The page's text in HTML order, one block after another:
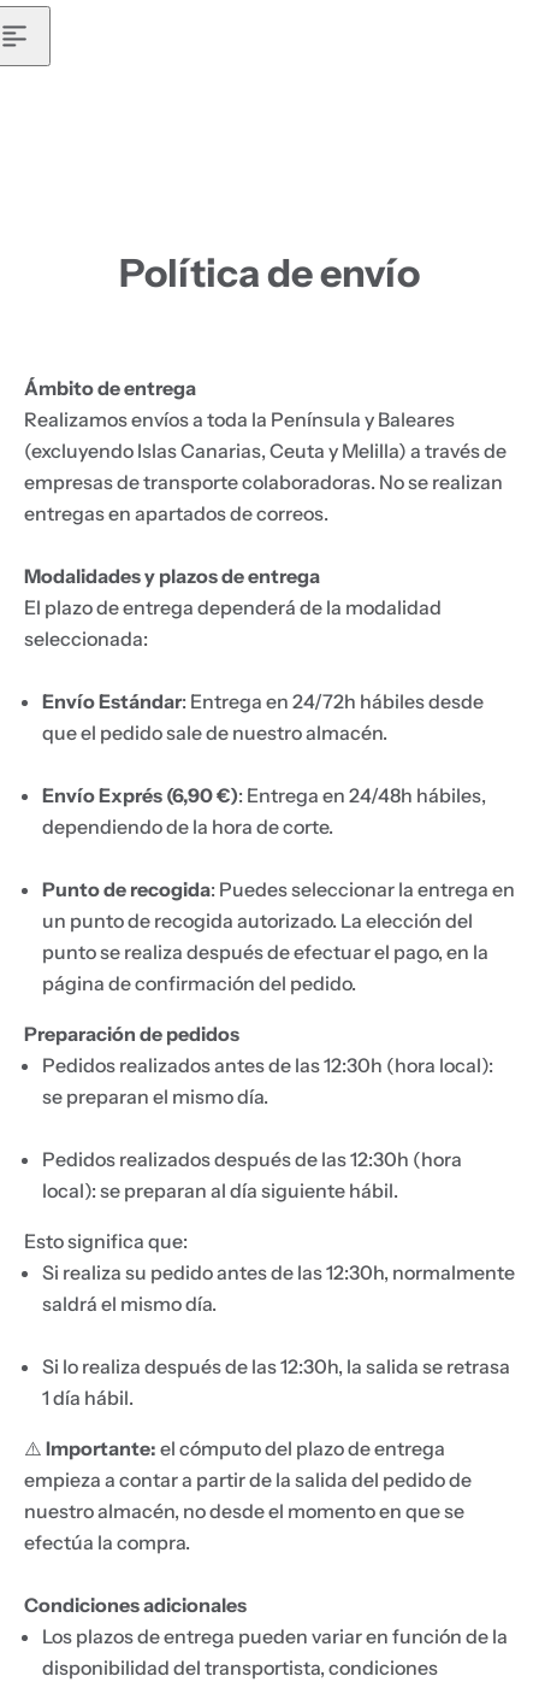
u
r
f
u
m
.
.
Política de envío
Ámbito de entrega
Realizamos envíos a toda la Península y Baleares
(excluyendo Islas Canarias, Ceuta y Melilla) a través de
empresas de transporte colaboradoras. No se realizan
entregas en apartados de correos.
Modalidades y plazos de entrega
El plazo de entrega dependerá de la modalidad
seleccionada:
Envío Estándar: Entrega en 24/72h hábiles desde
que el pedido sale de nuestro almacén.
Envío Exprés (6,90 €): Entrega en 24/48h hábiles,
dependiendo de la hora de corte.
Punto de recogida: Puedes seleccionar la entrega en
un punto de recogida autorizado. La elección del
punto se realiza después de efectuar el pago, en la
página de confirmación del pedido.
Preparación de pedidos
Pedidos realizados antes de las 12:30h (hora local):
se preparan el mismo día.
Pedidos realizados después de las 12:30h (hora
local): se preparan al día siguiente hábil.
Esto significa que:
Si realiza su pedido antes de las 12:30h, normalmente
saldrá el mismo día.
Si lo realiza después de las 12:30h, la salida se retrasa
1 día hábil.
⚠️ Importante: el cómputo del plazo de entrega
empieza a contar a partir de la salida del pedido de
nuestro almacén, no desde el momento en que se
efectúa la compra.
Condiciones adicionales
Los plazos de entrega pueden variar en función de la
disponibilidad del transportista, condiciones